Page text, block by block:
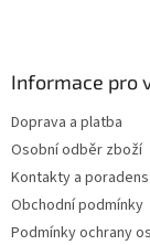
Informace pro
Doprava a platba
Osobní odběr zboží
Kontakty a
Obchodní podmínky
Podmínky ochrany